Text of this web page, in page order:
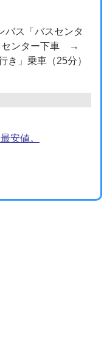
ス「バスセンタ
ンター下車 →
き」乗車（25分）
安値。